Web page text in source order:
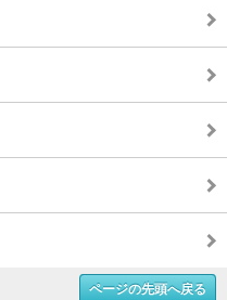
ページの先頭へ戻る